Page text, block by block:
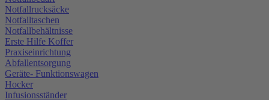
Notfallrucksäcke
Notfalltaschen
Notfallbehältnisse
Erste Hilfe Koffer
Praxiseinrichtung
Abfallentsorgung
Geräte- Funktionswagen
Hocker
Infusionsständer